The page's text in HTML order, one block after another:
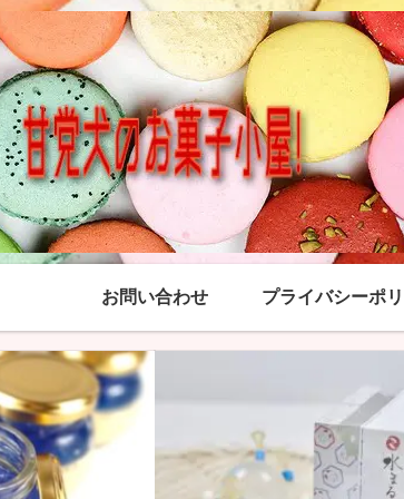
お問い合わせ プライバシーポ